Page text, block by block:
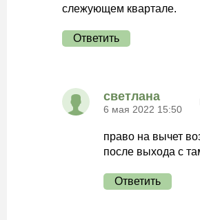
слежующем квартале.
Ответить
светлана
6 мая 2022 15:50
право на вычет
после выхода с
Ответить